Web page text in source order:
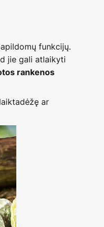
funkcijų.
jie gali atlaikyti
rankenos
ar